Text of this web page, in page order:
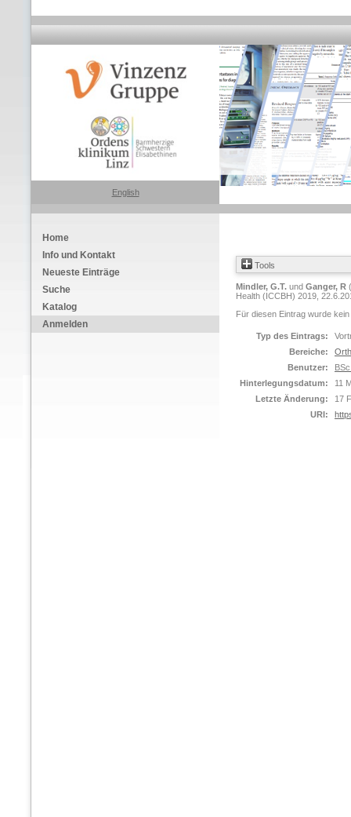
English
Home
Info und Kontakt
Neueste Einträge
Suche
Katalog
Anmelden
Tools
Mindler, G.T. und Ganger, R
Health (ICCBH) 2019,
Für diesen Eintrag wurde
Typ des Eintrags:
Bereiche:
Benutzer:
Hinterlegungsdatum:
11
Letzte Änderung:
17
URI: